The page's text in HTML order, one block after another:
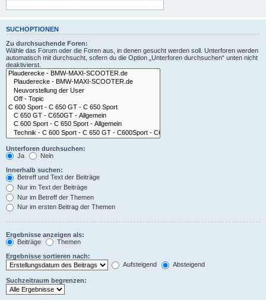
SUCHOPTIONEN
Zu durchsuchende Foren:
Wähle das Forum oder die Foren aus, in denen gesucht werden soll. Unterforen werden
automatisch mit durchsucht, sofern du die Option „Unterforen durchsuchen“ unten nicht
deaktivierst.
Unterforen durchsuchen:
Ja
Nein
Innerhalb suchen:
Betreff und Text der Beiträge
Nur im Text der Beiträge
Nur im Betreff der Themen
Nur im ersten Beitrag der Themen
Ergebnisse anzeigen als:
Beiträge
Themen
Ergebnisse sortieren nach:
Aufsteigend
Absteigend
Suchzeitraum begrenzen: